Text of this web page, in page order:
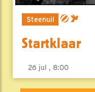
Steenuil
Startklaar
26 jul , 8:00